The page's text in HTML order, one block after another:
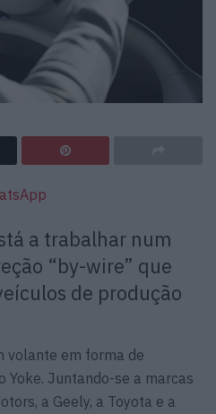
a trabalhar num
“by-wire” que
de produção
volante em forma de
Yoke. Juntando-se a marcas
a Geely, a Toyota e a